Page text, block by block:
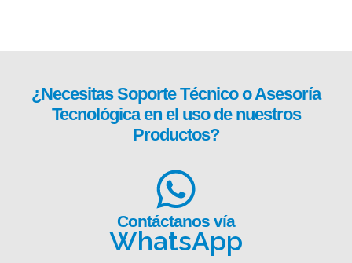
¿NecesitasSoporte Técnicoo Asesoría
Tecnológica en el uso de nuestros
Productos?
Contáctanos vía
WhatsApp